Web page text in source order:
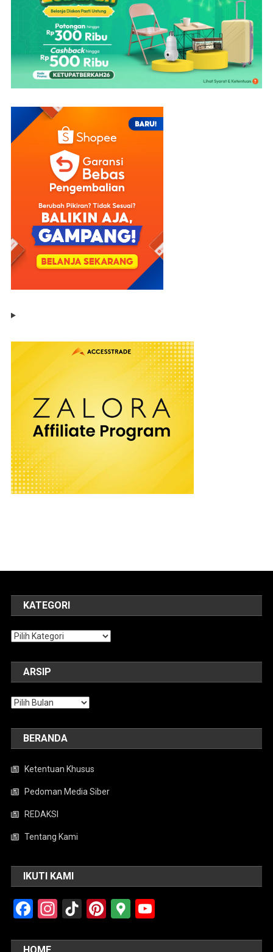
KATEGORI
Kategori
ARSIP
Arsip
BERANDA
Ketentuan Khusus
Pedoman Media Siber
REDAKSI
Tentang Kami
IKUTI KAMI
Facebook
Instagram
TikTokPinterest
Google